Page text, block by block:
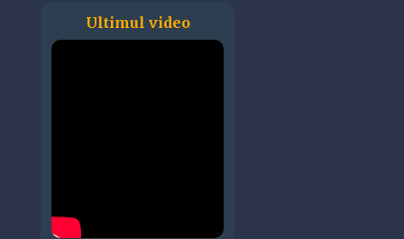
Ultimul video